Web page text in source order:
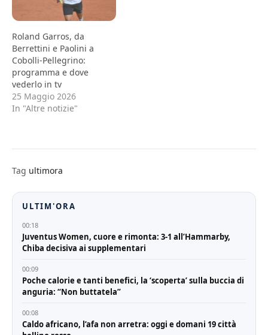
Roland Garros, da
Berrettini e Paolini a
Cobolli-Pellegrino:
programma e dove
vederlo in tv
25 Maggio 2026
In "Altre notizie"
Tag ultimora
ULTIM'ORA
00:18
Juventus Women, cuore e rimonta: 3-1 all’Hammarby,
Chiba decisiva ai supplementari
00:09
Poche calorie e tanti benefici, la ‘scoperta’ sulla buccia di
anguria: “Non buttatela”
00:08
Caldo africano, l’afa non arretra: oggi e domani 19 città